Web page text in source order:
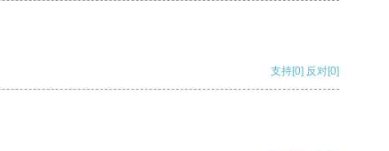
支持[0] 反对[0]